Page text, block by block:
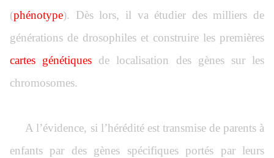
(phénotype). Dès lors, il va étudier des milliers de
générations de drosophiles et construire les premières
cartes génétiques de localisation des gènes sur les
chromosomes.
A l’évidence, si l’hérédité est transmise de parents à
enfants par des gènes spécifiques portés par leurs